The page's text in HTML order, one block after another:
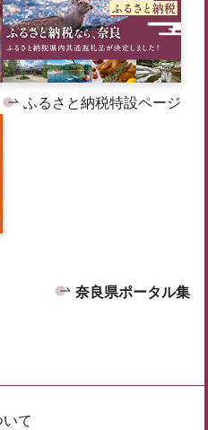
ふるさと納税特設ページ
奈良県ポータル集
て